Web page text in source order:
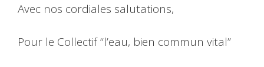
Avec nos cordiales salutations,
Pour le Collectif “l’eau, bien commun vital”